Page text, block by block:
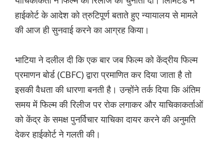
हाईकोर्ट के आदेश को त्रुटिपूर्ण बताते हुए न्यायालय से मामले
की आज ही सुनवाई करने का आग्रह किया।
भाटिया ने दलील दी कि एक बार जब फिल्म को केंद्रीय फिल्म
प्रमाणन बोर्ड (CBFC) द्वारा प्रमाणित कर दिया जाता है तो
इसकी वैधता की धारणा बनती है। उन्होंने तर्क दिया कि अंतिम
समय में फिल्म की रिलीज पर रोक लगाकर और याचिकाकर्ताओं
को केंद्र के समक्ष पुनर्विचार याचिका दायर करने की अनुमति
देकर हाईकोर्ट ने गलती की।